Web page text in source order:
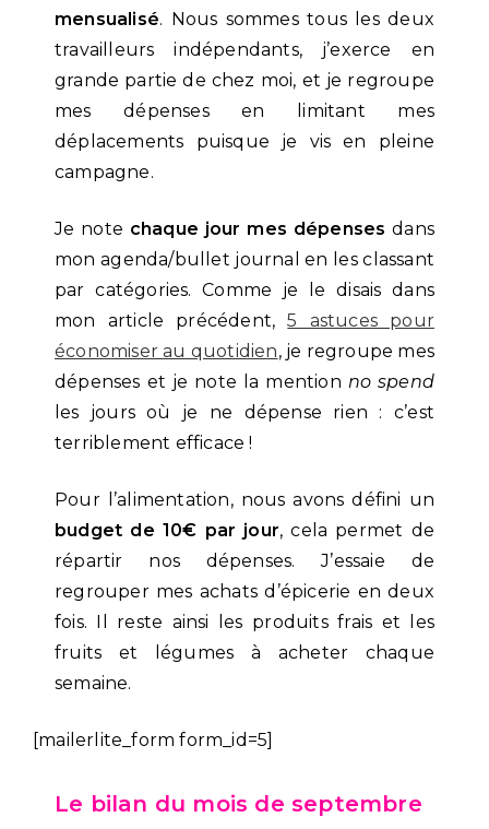
mensualisé. Nous sommes tous les deux
travailleurs indépendants, j’exerce en
grande partie de chez moi, et je regroupe
mes dépenses en limitant mes
déplacements puisque je vis en pleine
campagne.
Je note chaque jour mes dépenses dans
mon agenda/bullet journal en les classant
par catégories. Comme je le disais dans
mon article précédent,5 astuces pour
économiser au quotidien, je regroupe mes
dépenses et je note la mention no spend
les jours où je ne dépense rien : c’est
terriblement efficace !
Pour l’alimentation, nous avons défini un
budget de 10€ par jour, cela permet de
répartir nos dépenses. J’essaie de
regrouper mes achats d’épicerie en deux
fois. Il reste ainsi les produits frais et les
fruits et légumes à acheter chaque
semaine.
[mailerlite_form form_id=5]
Le bilan du mois de septembre